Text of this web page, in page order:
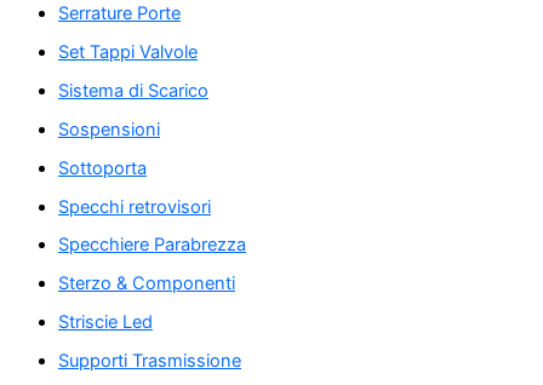
Serrature Porte
Set Tappi Valvole
Sistema di Scarico
Sospensioni
Sottoporta
Specchi retrovisori
Specchiere Parabrezza
Sterzo & Componenti
Striscie Led
Supporti Trasmissione